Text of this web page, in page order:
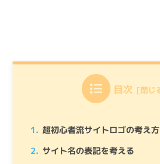
目次
超初心者流サイトロゴの考え方
サイト名の表記を考える